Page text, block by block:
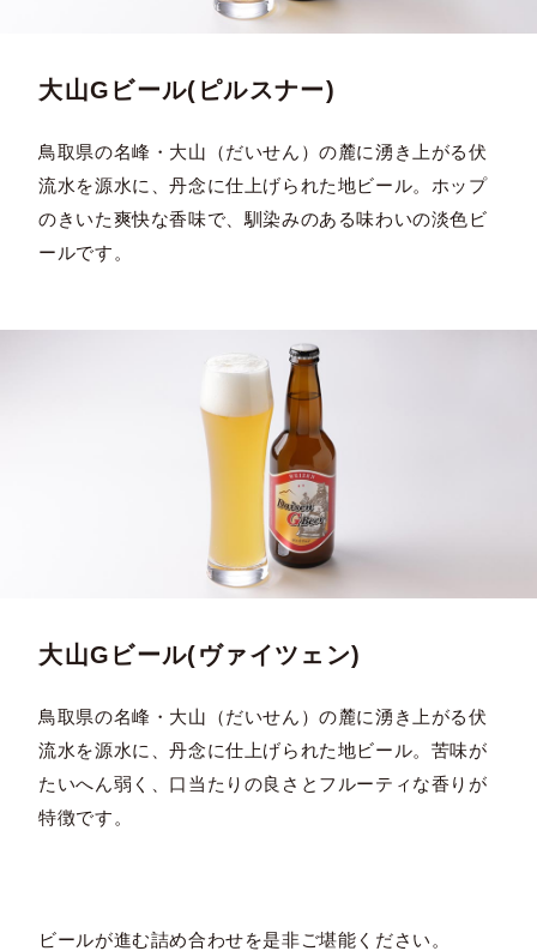
大山Gビール(ピルスナー)
鳥取県の名峰・大山（だいせん）の麓に湧き上がる伏
流水を源水に、丹念に仕上げられた地ビール。ホップ
のきいた爽快な香味で、馴染みのある味わいの淡色ビ
ールです。
大山Gビール(ヴァイツェン)
鳥取県の名峰・大山（だいせん）の麓に湧き上がる伏
流水を源水に、丹念に仕上げられた地ビール。苦味が
たいへん弱く、口当たりの良さとフルーティな香りが
特徴です。
ビールが進む詰め合わせを是非ご堪能ください。